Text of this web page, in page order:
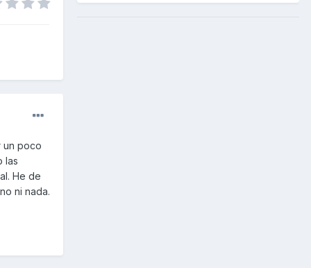
un poco
las
He de
ni nada.